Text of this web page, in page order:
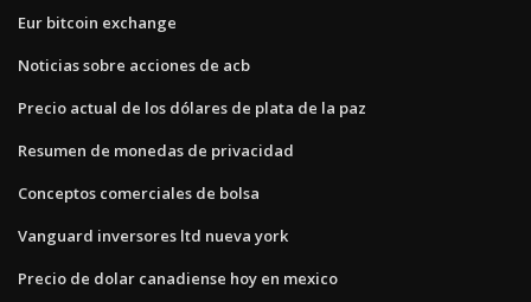
Eur bitcoin exchange
Noticias sobre acciones de acb
Precio actual de los dólares de plata de la paz
Resumen de monedas de privacidad
Conceptos comerciales de bolsa
Vanguard inversores ltd nueva york
Precio de dolar canadiense hoy en mexico